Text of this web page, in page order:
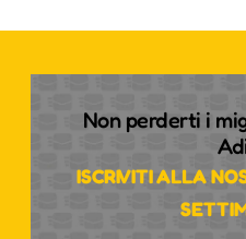
Non perderti i
ISCRIVITI ALLA